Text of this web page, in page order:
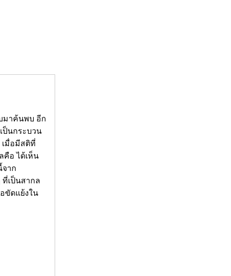
มาค้นพบ อีก
ป็นกระบวน
เมื่อมีสติที่
คือ ได้เห็น
จาก
ที่เป็นสากล
ขัดแย้งใน